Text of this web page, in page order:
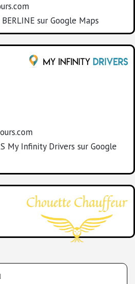
sur Google Maps
My Infinity Drivers sur Google